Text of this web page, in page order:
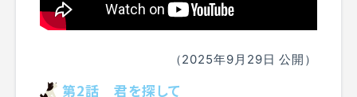
（2025年9月29日 公開）
第2話 君を探して